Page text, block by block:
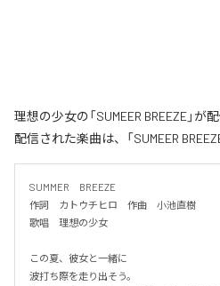
理想の少女の「SUMEER BREEZE」
配信された楽曲は、「SUMEER
SUMMER　BREEZE
作詞　カトウチヒロ　作曲　小池直樹
歌唱　理想の少女
この夏、彼女と一緒に
波打ち際を走り出そう。